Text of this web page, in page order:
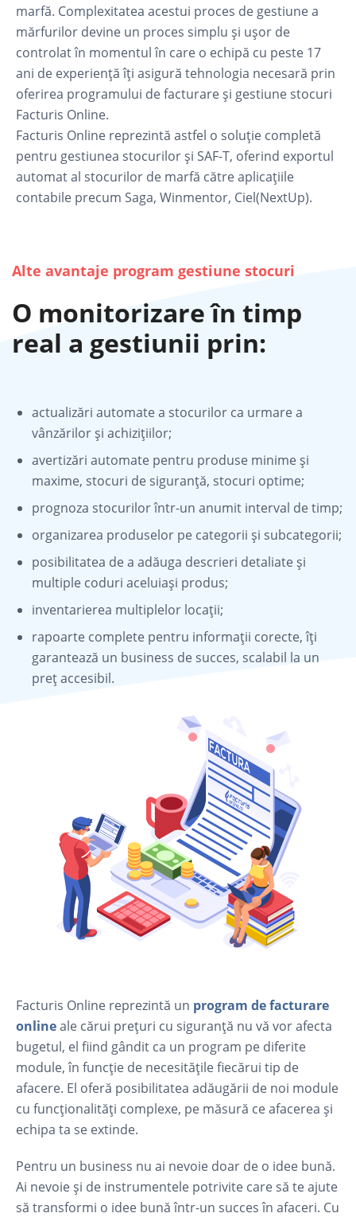
marfă. Complexitatea acestui proces de gestiune a
mărfurilor devine un proces simplu și ușor de
controlat în momentul în care o echipă cu peste 17
ani de experiență îți asigură tehnologia necesară prin
oferirea programului de facturare și gestiune stocuri
Facturis Online.
Facturis Online reprezintă astfel o soluție completă
pentru gestiunea stocurilor și SAF-T, oferind exportul
automat al stocurilor de marfă către aplicațiile
contabile precum Saga, Winmentor, Ciel(NextUp).
Alte avantaje program gestiune stocuri
O monitorizare în timp
real a gestiunii prin:
actualizări automate a stocurilor ca urmare a
vânzărilor și achizițiilor;
avertizări automate pentru produse minime și
maxime, stocuri de siguranță, stocuri optime;
prognoza stocurilor într-un anumit interval de timp;
organizarea produselor pe categorii și subcategorii;
posibilitatea de a adăuga descrieri detaliate și
multiple coduri aceluiași produs;
inventarierea multiplelor locații;
rapoarte complete pentru informații corecte, îți
garantează un business de succes, scalabil la un
preț accesibil.
Facturis Online reprezintă un program de facturare
onlineale cărui prețuri cu siguranță nu vă vor afecta
bugetul, el fiind gândit ca un program pe diferite
module, în funcție de necesitățile fiecărui tip de
afacere. El oferă posibilitatea adăugării de noi module
cu funcționalități complexe, pe măsură ce afacerea și
echipa ta se extinde.
Pentru un business nu ai nevoie doar de o idee bună.
Ai nevoie și de instrumentele potrivite care să te ajute
să transformi o idee bună într-un succes în afaceri. Cu